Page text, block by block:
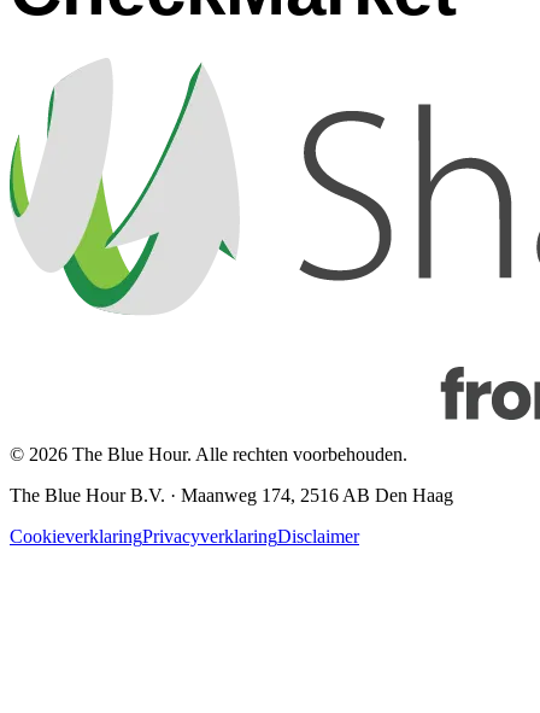
© 2026 The Blue Hour. Alle rechten voorbehouden.
The Blue Hour B.V. · Maanweg 174, 2516 AB Den Haag
CookieverklaringPrivacyverklaringDisclaimer